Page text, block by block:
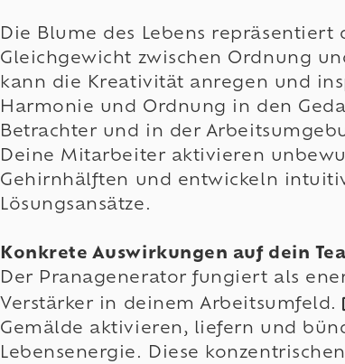
Die Blume des Lebens repräsentiert
Gleichgewicht zwischen Ordnung
kann die Kreativität anregen und
Harmonie und Ordnung in den
Betrachter und in der
Deine Mitarbeiter aktivieren
Gehirnhälften und entwickeln
Lösungsansätze.
Konkrete Auswirkungen auf dein
Der Pranagenerator fungiert als
Verstärker in deinem Arbeitsumfeld.
Gemälde aktivieren, liefern und
Lebensenergie. Diese